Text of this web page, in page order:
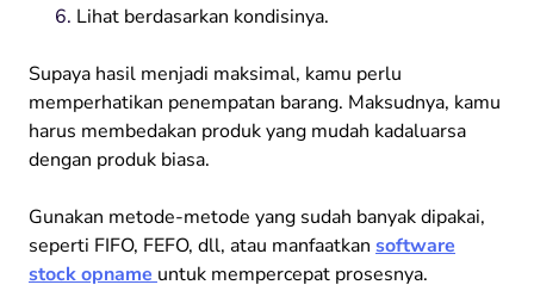
Lihat berdasarkan kondisinya.
Supaya hasil menjadi maksimal, kamu perlu
memperhatikan penempatan barang. Maksudnya, kamu
harus membedakan produk yang mudah kadaluarsa
dengan produk biasa.
Gunakan metode-metode yang sudah banyak dipakai,
seperti FIFO, FEFO, dll, atau manfaatkan software
stock opname untuk mempercepat prosesnya.